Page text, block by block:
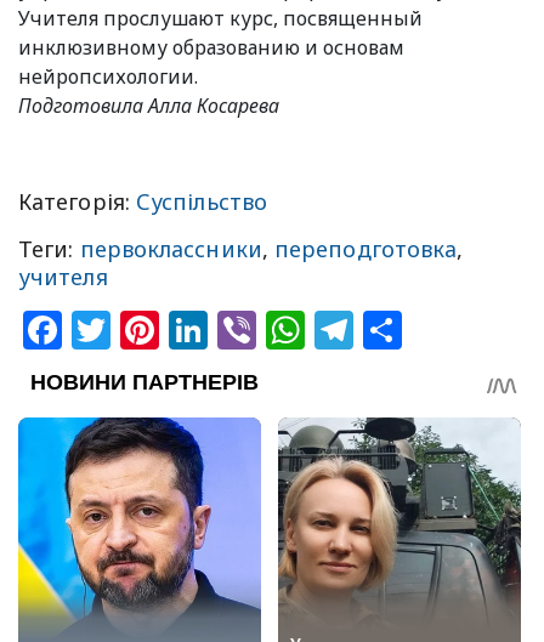
Учителя прослушают курс, посвященный
инклюзивному образованию и основам
нейропсихологии.
Подготовила Алла Косарева
Категорія: Суспільство
Теги: первоклассники, переподготовка,
учителя
Facebook
Twitter
Pinterest
LinkedIn
ViberWhatsApp
Telegram